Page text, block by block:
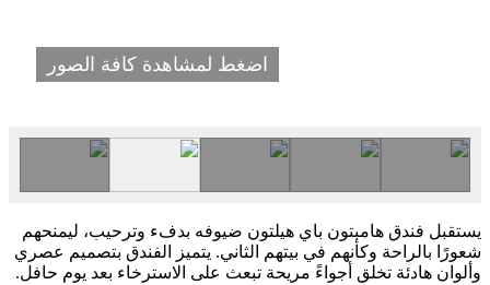
اضغط لمشاهدة كافة الصور
يستقبل فندق هامبتون باي هيلتون ضيوفه بدفء وترحيب، ليمنحهم
شعورًا بالراحة وكأنهم في بيتهم الثاني. يتميز الفندق بتصميم عصري
وألوان هادئة تخلق أجواءً مريحة تبعث على الاسترخاء بعد يوم حافل.